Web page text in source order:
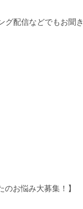
グ配信などでもお聞
のお悩み大募集！】